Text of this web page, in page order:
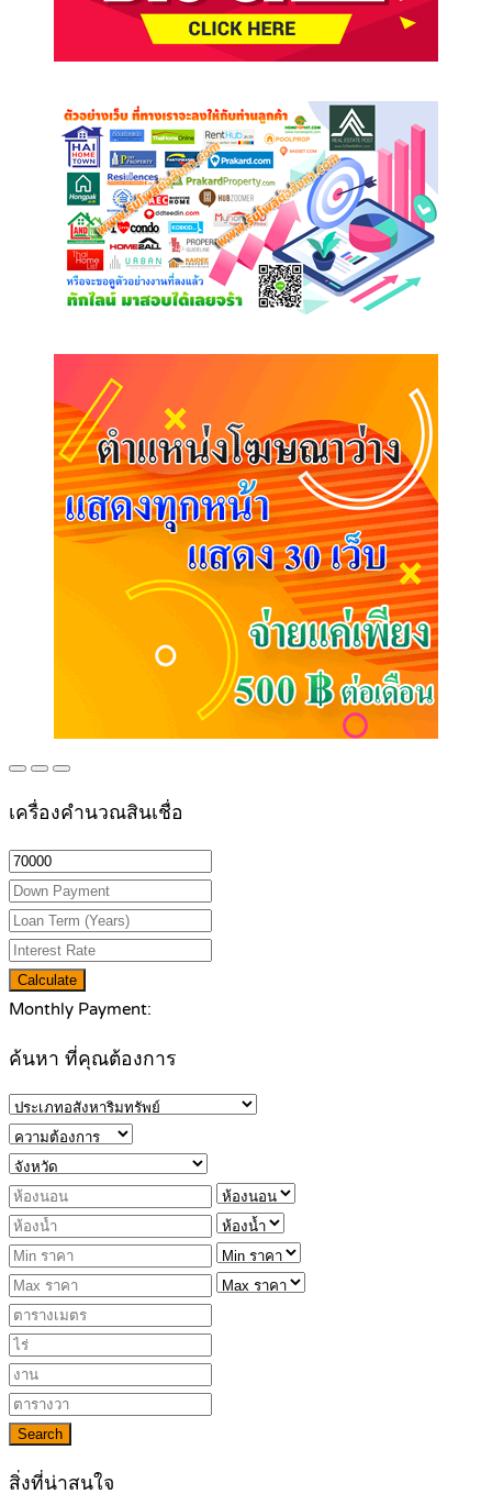
เครื่องคำนวณสินเชื่อ
Calculate
Monthly Payment:
ค้นหา ที่คุณต้องการ
Search
สิ่งที่น่าสนใจ